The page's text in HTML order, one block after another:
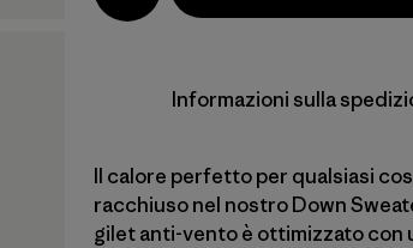
Informazioni sulla
Il calore perfetto per qualsiasi
racchiuso nel nostro Down
gilet anti-vento è ottimizzato con